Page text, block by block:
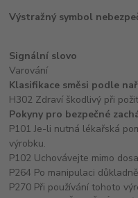
Výstražný symbol
Signální slovo
Varování
Klasifikace směsi podle
H302 Zdraví škodlivý při
Pokyny pro bezpečné
P101 Je-li nutná lékařská
výrobku.
P102 Uchovávejte mimo
P264 Po manipulaci
P270 Při používání tohoto